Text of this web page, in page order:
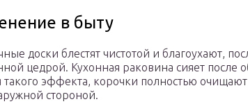
в быту
доски блестят чистотой и благоухают,
цедрой. Кухонная раковина сияет после
такого эффекта, корочки полностью
стороной.